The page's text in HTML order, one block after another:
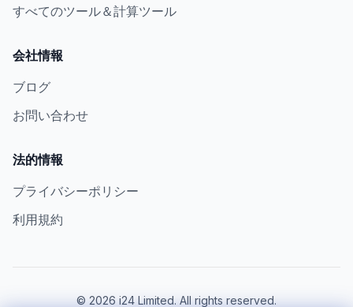
すべてのツール＆計算ツール
会社情報
ブログ
お問い合わせ
法的情報
プライバシーポリシー
利用規約
© 2026 i24 Limited. All rights reserved.